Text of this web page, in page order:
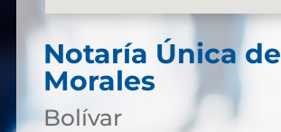
Notaría Única de
Morales
Bolívar